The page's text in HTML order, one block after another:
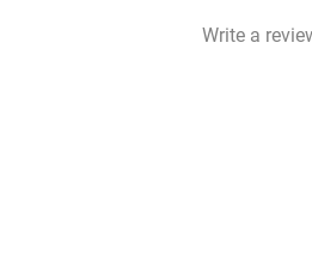
Write a